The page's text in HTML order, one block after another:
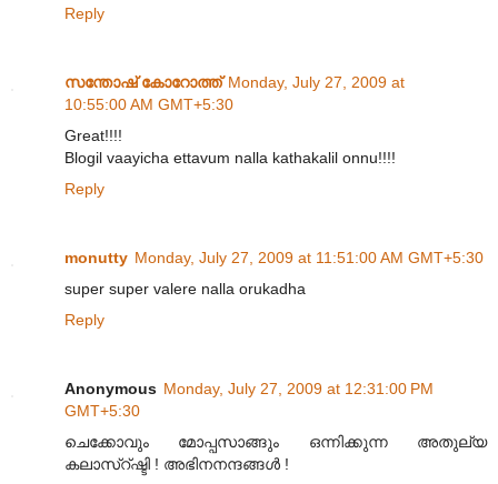
Reply
സന്തോഷ്‌ കോറോത്ത് Monday, July 27, 2009 at
10:55:00 AM GMT+5:30
Great!!!!
Blogil vaayicha ettavum nalla kathakalil onnu!!!!
Reply
monutty Monday, July 27, 2009 at 11:51:00 AM GMT+5:30
super super valere nalla orukadha
Reply
Anonymous Monday, July 27, 2009 at 12:31:00 PM
GMT+5:30
ചെക്കോവും മോപ്പസാങ്ങും ഒന്നിക്കുന്ന അതുല്യ
കലാസ്റ്ഷ്ടി ! അഭിനനന്ദങ്ങള്‍ !